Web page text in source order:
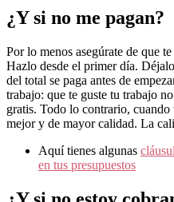
¿Y si no me pagan?
Por lo menos asegúrate de que
Hazlo desde el primer día.
del total se paga antes de
trabajo: que te guste tu trabajo
gratis. Todo lo contrario, cuando
mejor y de mayor calidad. La
Aquí tienes algunas
en tus presupuestos